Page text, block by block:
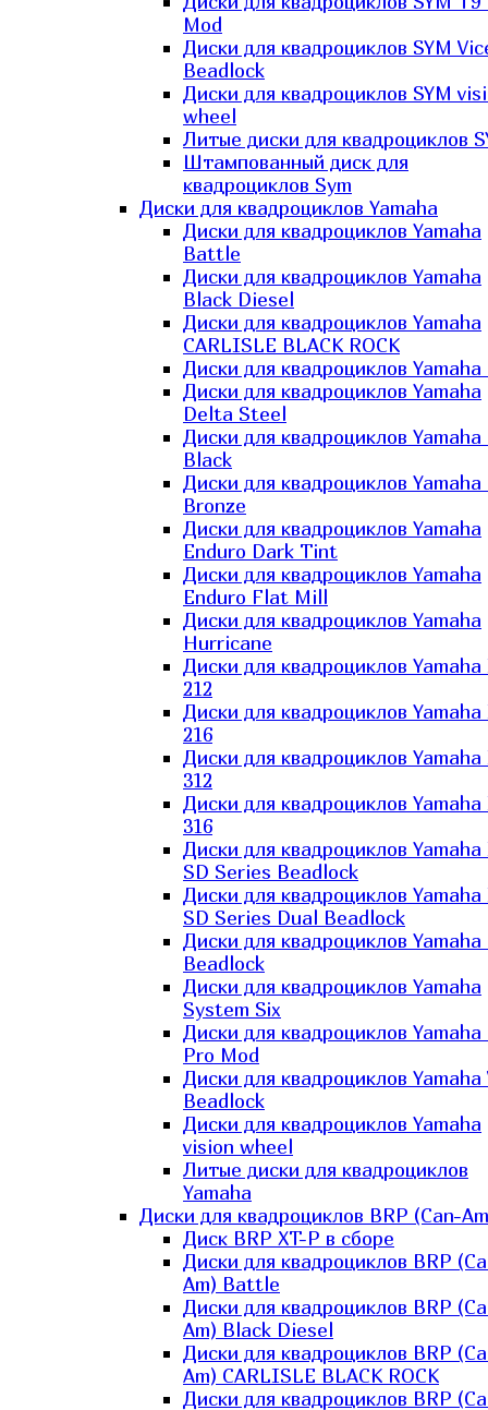
Mod
Диски для квадроциклов SYM
Beadlock
Диски для квадроциклов SYM
wheel
Литые диски для квадроциклов
Штампованный диск для
квадроциклов Sym
Диски для квадроциклов Yamaha
Диски для квадроциклов Yamaha
Battle
Диски для квадроциклов Yamaha
Black Diesel
Диски для квадроциклов Yamaha
CARLISLE BLACK ROCK
Диски для квадроциклов Yamaha
Диски для квадроциклов Yamaha
Delta Steel
Диски для квадроциклов
Black
Диски для квадроциклов
Bronze
Диски для квадроциклов Yamaha
Enduro Dark Tint
Диски для квадроциклов Yamaha
Enduro Flat Mill
Диски для квадроциклов Yamaha
Hurricane
Диски для квадроциклов
212
Диски для квадроциклов
216
Диски для квадроциклов
312
Диски для квадроциклов
316
Диски для квадроциклов
SD Series Beadlock
Диски для квадроциклов
SD Series Dual Beadlock
Диски для квадроциклов Yamaha
Beadlock
Диски для квадроциклов Yamaha
System Six
Диски для квадроциклов Yamaha
Pro Mod
Диски для квадроциклов Yamaha
Beadlock
Диски для квадроциклов Yamaha
vision wheel
Литые диски для квадроциклов
Yamaha
Диски для квадроциклов BRP (Can-
Диск BRP XT-P в сборе
Диски для квадроциклов BRP
Am) Battle
Диски для квадроциклов BRP
Am) Black Diesel
Диски для квадроциклов BRP
Am) CARLISLE BLACK ROCK
Диски для квадроциклов BRP